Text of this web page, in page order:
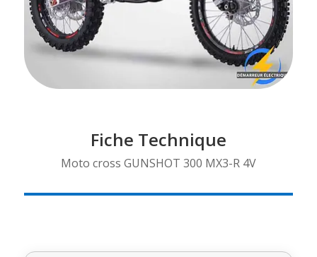
Fiche Technique
Moto cross GUNSHOT 300 MX3-R 4V